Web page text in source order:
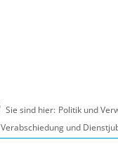
Sie sind hier: Politik und
Verabschiedung und